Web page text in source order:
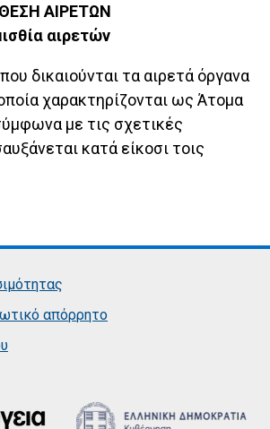
ΑΙΡΕΤΩΝ
αιρετών
δικαιούνται τα αιρετά όργανα
χαρακτηρίζονται ως Άτομα
με τις σχετικές
κατά είκοσι τοις
απόρρητο